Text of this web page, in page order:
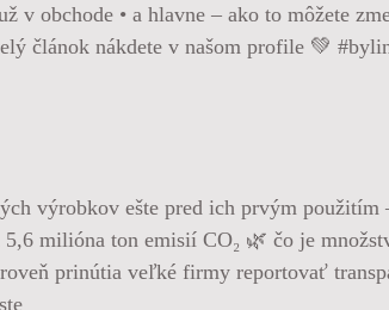
v obchode • a hlavne – ako to môžete
článok nákdete v našom profile 💚